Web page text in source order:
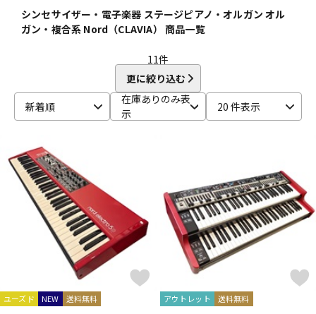
ベース ウクレレ
ドラム
キーボード 電子ピアノ
管楽器 その他楽器
シンセサイザー・電子楽器 ステージピアノ・オルガン オル
ガン・複合系 Nord（CLAVIA） 商品一覧
11件
更に絞り込む
新着順
在庫ありのみ表
示
20 件表示
ユーズド NEW 送料無料 アウトレット 送料無料